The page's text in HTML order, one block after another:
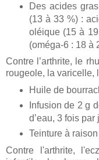
Des acides
(13 à 33 %) :
oléique (15 à
(oméga-6 : 18 à
Contre l’arthrite, le
rougeole, la varicelle,
Huile de
Infusion de 2 g
d’eau, 3 fois par
Teinture à
Contre l'arthrite,